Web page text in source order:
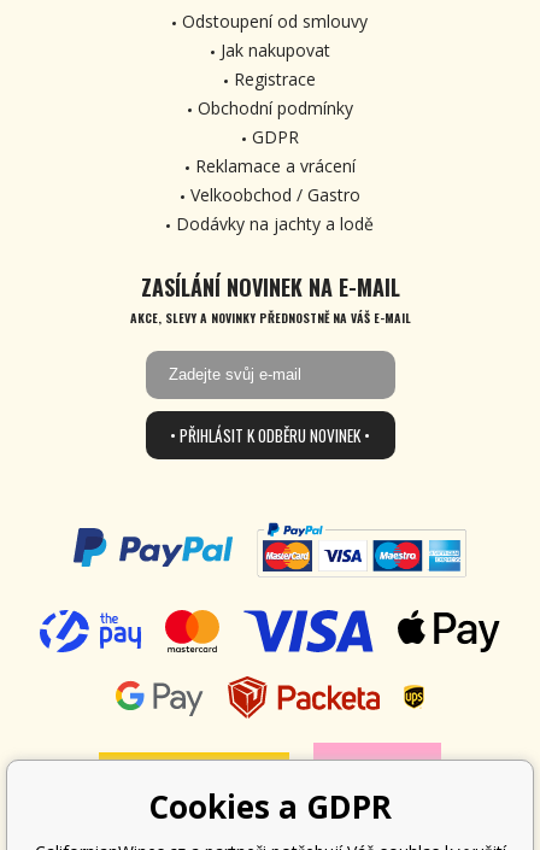
Odstoupení od smlouvy
Jak nakupovat
Registrace
Obchodní podmínky
GDPR
Reklamace a vrácení
Velkoobchod / Gastro
Dodávky na jachty a lodě
ZASÍLÁNÍ NOVINEK NA E-MAIL
AKCE, SLEVY A NOVINKY PŘEDNOSTNĚ NA VÁŠ E-MAIL
• PŘIHLÁSIT K ODBĚRU NOVINEK •
Cookies a GDPR